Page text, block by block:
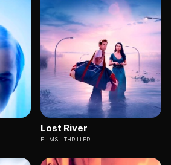
Lost River
FILMS THRILLER